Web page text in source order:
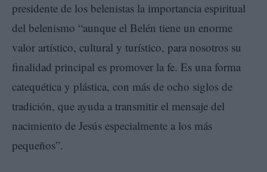
presidente de los belenistas la importancia espiritual
del belenismo “aunque el Belén tiene un enorme
valor artístico, cultural y turístico, para nosotros su
finalidad principal es promover la fe. Es una forma
catequética y plástica, con más de ocho siglos de
tradición, que ayuda a transmitir el mensaje del
nacimiento de Jesús especialmente a los más
pequeños”.